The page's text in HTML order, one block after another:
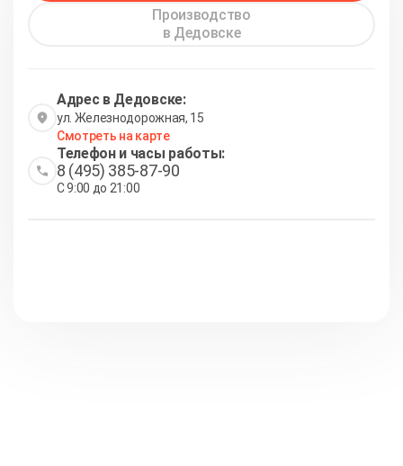
Производство
в Дедовске
Адрес в Дедовске:
ул. Железнодорожная, 15
Смотреть на карте
Телефон и часы работы:
8 (495) 385-87-90
С 9:00 до 21:00